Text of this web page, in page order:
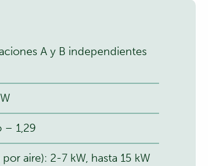
A y B independientes
– 1,29
aire): 2-7 kW, hasta 15 kW